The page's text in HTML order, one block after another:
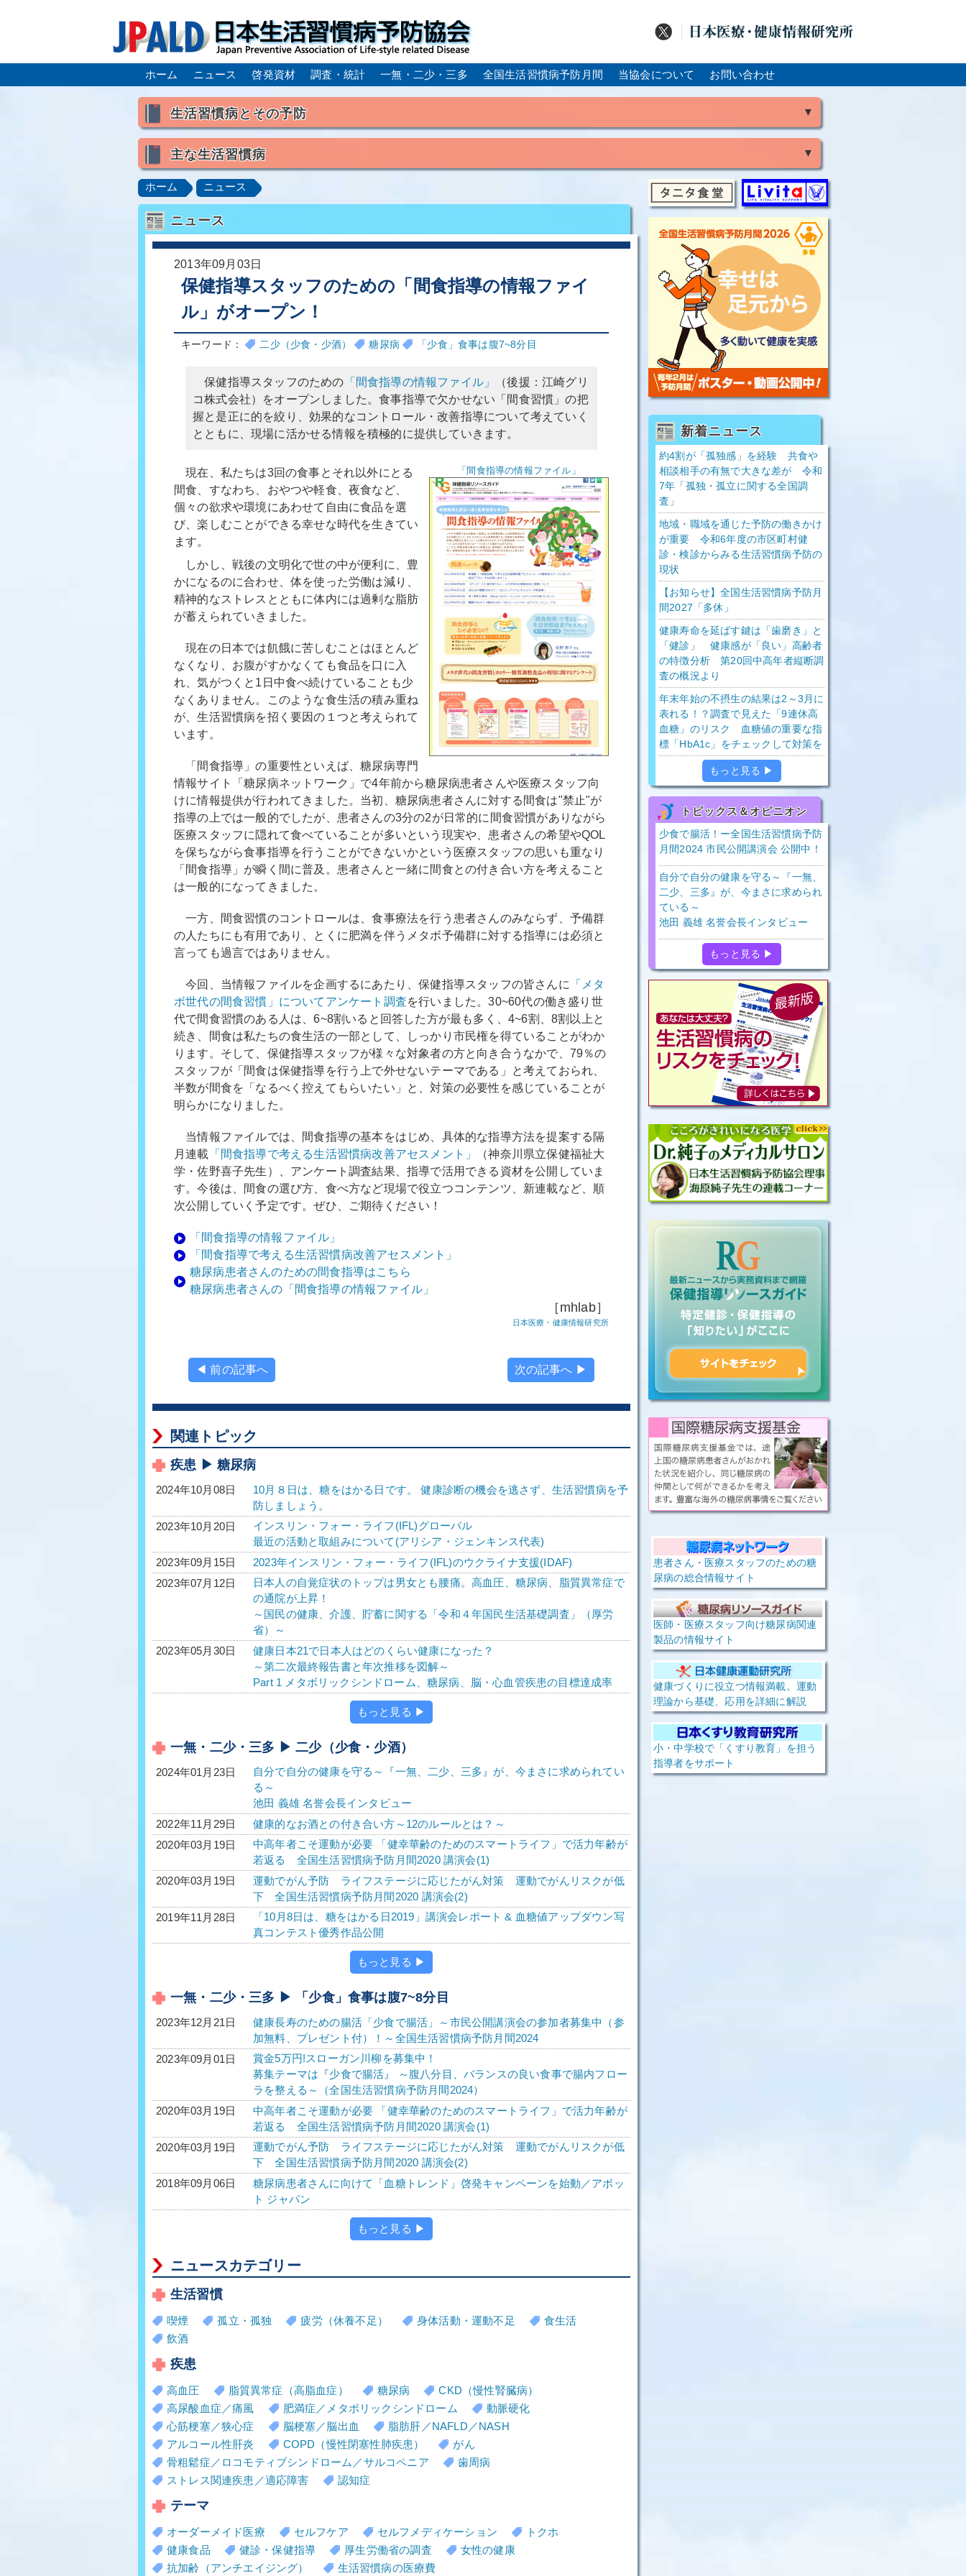
ホーム ニュース 啓発資材 調査・統計 一無・二少・三多 全国生活習慣病予防月間 当協会について お問い合わせ
▼
生活習慣病とその予防
喫煙
食生活
▼
主な生活習慣病
高血圧 脂質異常症（高脂血症）
高尿酸血症／痛風
肥満症／メタボリックシンドローム
動脈硬化 心筋梗塞 狭心症 脳梗塞
脳出血
脂肪肝／NAFLD／NASH
大腸がん
骨粗鬆症
ロコモティブシンドローム／サルコペニア／フレイル
歯周病
ホーム ニュース
ニュース
2013年09月03日
保健指導スタッフのための「間食指導の情報ファイ
ル」がオープン！
キーワード： 二少（少食・少酒） 糖尿病 「少食」食事は腹7~8分目
保健指導スタッフのための 「間食指導の情報ファイル」
（後援：江崎グリ
コ株式会社）をオープンしました。食事指導で欠かせない「間食習慣」の把
握と是正に的を絞り、効果的なコントロール・改善指導について考えていく
とともに、現場に活かせる情報を積極的に提供していきます。
「間食指導の情報ファイル」
現在、私たちは3回の食事とそれ以外にとる
間食、すなわち、おやつや軽食、夜食など、
個々の欲求や環境にあわせて自由に食品を選
び、楽しむことができる幸せな時代を生きてい
ます。
しかし、戦後の文明化で世の中が便利に、豊
かになるのに合わせ、体を使った労働は減り、
精神的なストレスとともに体内には過剰な脂肪
が蓄えられていきました。
現在の日本では飢餓に苦しむことはほとんど
なくなり、お腹がすかなくても食品を口に入
れ、気がつくと1日中食べ続けていることも少
なくありません。このような食生活の積み重ね
が、生活習慣病を招く要因の１つと考えられて
います。
「間食指導」の重要性といえば、糖尿病専門
情報サイト「糖尿病ネットワーク」で4年前から糖尿病患者さんや医療スタッフ向
けに情報提供が行われてきました。当初、糖尿病患者さんに対する間食は"禁止"が
指導の上では一般的でしたが、患者さんの3分の2が日常的に間食習慣がありながら
医療スタッフに隠れて食べていることが多いという現実や、患者さんの希望やQOL
を保ちながら食事指導を行うことができないかという医療スタッフの思いも重なり
「間食指導」が瞬く間に普及。患者さんと一緒に間食との付き合い方を考えること
は一般的になってきました。
一方、間食習慣のコントロールは、食事療法を行う患者さんのみならず、予備群
の人たちにも有用であり、とくに肥満を伴うメタボ予備群に対する指導には必須と
言っても過言ではありません。
今回、当情報ファイルを企画するにあたり、保健指導スタッフの皆さんに
「メタ
ボ世代の間食習慣」についてアンケート調査を行いました。30~60代の働き盛り世
代で間食習慣のある人は、6~8割いると回答した方が最も多く、4~6割、8割以上と
続き、間食は私たちの食生活の一部として、しっかり市民権を得ていることがわか
ります。そして、保健指導スタッフが様々な対象者の方と向き合うなかで、79％の
スタッフが「間食は保健指導を行う上で外せないテーマである」と考えておられ、
半数が間食を「なるべく控えてもらいたい」と、対策の必要性を感じていることが
明らかになりました。
当情報ファイルでは、間食指導の基本をはじめ、具体的な指導方法を提案する隔
月連載 「間食指導で考える生活習慣病改善アセスメント」
（神奈川県立保健福祉大
学・佐野喜子先生）、アンケート調査結果、指導で活用できる資材を公開していま
す。今後は、間食の選び方、食べ方など現場で役立つコンテンツ、新連載など、順
次公開していく予定です。ぜひ、ご期待ください！
「間食指導の情報ファイル」
「間食指導で考える生活習慣病改善アセスメント」
糖尿病患者さんのための間食指導はこちら
糖尿病患者さんの「間食指導の情報ファイル」
［mhlab］
日本医療・健康情報研究所
◀ 前の記事へ 次の記事へ ▶
関連トピック
疾患 ▶ 糖尿病
2024年10月08日
10月８日は、糖をはかる日です。 健康診断の機会を逃さず、生活習慣病を予
防しましょう。
2023年10月20日
インスリン・フォー・ライフ(IFL)グローバル
最近の活動と取組みについて(アリシア・ジェンキンス代表)
2023年09月15日
2023年インスリン・フォー・ライフ(IFL)のウクライナ支援(IDAF)
2023年07月12日
日本人の自覚症状のトップは男女とも腰痛。高血圧、糖尿病、脂質異常症で
の通院が上昇！
～国民の健康、介護、貯蓄に関する「令和４年国民生活基礎調査」（厚労
省）～
2023年05月30日
健康日本21で日本人はどのくらい健康になった？
～第二次最終報告書と年次推移を図解～
Part 1 メタボリックシンドローム、糖尿病、脳・心血管疾患の目標達成率
もっと見る ▶
一無・二少・三多 ▶ 二少（少食・少酒）
2024年01月23日
自分で自分の健康を守る～『一無、二少、三多』が、今まさに求められてい
る～
池田 義雄 名誉会長インタビュー
2022年11月29日
健康的なお酒との付き合い方～12のルールとは？～
2020年03月19日
中高年者こそ運動が必要 「健幸華齢のためのスマートライフ」で活力年齢が
若返る 全国生活習慣病予防月間2020 講演会(1)
2020年03月19日
運動でがん予防 ライフステージに応じたがん対策 運動でがんリスクが低
下 全国生活習慣病予防月間2020 講演会(2)
2019年11月28日
「10月8日は、糖をはかる日2019」講演会レポート & 血糖値アップダウン写
真コンテスト優秀作品公開
もっと見る ▶
一無・二少・三多 ▶ 「少食」食事は腹7~8分目
2023年12月21日
健康長寿のための腸活「少食で腸活」～市民公開講演会の参加者募集中（参
加無料、プレゼント付）！～全国生活習慣病予防月間2024
2023年09月01日
賞金5万円!スローガン川柳を募集中！
募集テーマは『少食で腸活』 ～腹八分目、バランスの良い食事で腸内フロー
ラを整える～（全国生活習慣病予防月間2024）
2020年03月19日
中高年者こそ運動が必要 「健幸華齢のためのスマートライフ」で活力年齢が
若返る 全国生活習慣病予防月間2020 講演会(1)
2020年03月19日
運動でがん予防 ライフステージに応じたがん対策 運動でがんリスクが低
下 全国生活習慣病予防月間2020 講演会(2)
2018年09月06日
糖尿病患者さんに向けて「血糖トレンド」啓発キャンペーンを始動／アボッ
ト ジャパン
もっと見る ▶
ニュースカテゴリー
生活習慣
喫煙 孤立・孤独 疲労（休養不足） 身体活動・運動不足
食生活
飲酒
疾患
高血圧 脂質異常症（高脂血症） 糖尿病
CKD（慢性腎臓病）
高尿酸血症／痛風
肥満症／メタボリックシンドローム
動脈硬化
心筋梗塞／狭心症
脳梗塞／脳出血
脂肪肝／NAFLD／NASH
アルコール性肝炎
COPD（慢性閉塞性肺疾患）
がん
骨粗鬆症／ロコモティブシンドローム／サルコペニア
歯周病
ストレス関連疾患／適応障害
認知症
テーマ
オーダーメイド医療 セルフケア セルフメディケーション
トクホ
健康食品
健診・保健指導 厚生労働省の調査
女性の健康
抗加齢（アンチエイジング）
生活習慣病の医療費
新着ニュース
約4割が「孤独感」を経験 共食や
相談相手の有無で大きな差が 令和
7年「孤独・孤立に関する全国調
査」
地域・職域を通じた予防の働きかけ
が重要 令和6年度の市区町村健
診・検診からみる生活習慣病予防の
現状
【お知らせ】全国生活習慣病予防月
間2027「多休」
健康寿命を延ばす鍵は「歯磨き」と
「健診」 健康感が「良い」高齢者
の特徴分析 第20回中高年者縦断調
査の概況より
年末年始の不摂生の結果は2～3月に
表れる！？調査で見えた「9連休高
血糖」のリスク 血糖値の重要な指
標「HbA1c」をチェックして対策を
もっと見る ▶
トピックス＆オピニオン
少食で腸活！ー全国生活習慣病予防
月間2024 市民公開講演会 公開中！
自分で自分の健康を守る～『一無、
二少、三多』が、今まさに求められ
ている～
池田 義雄 名誉会長インタビュー
もっと見る ▶
患者さん・医療スタッフのための糖
尿病の総合情報サイト
医師・医療スタッフ向け糖尿病関連
製品の情報サイト
健康づくりに役立つ情報満載。運動
理論から基礎、応用を詳細に解説
小・中学校で「くすり教育」を担う
指導者をサポート